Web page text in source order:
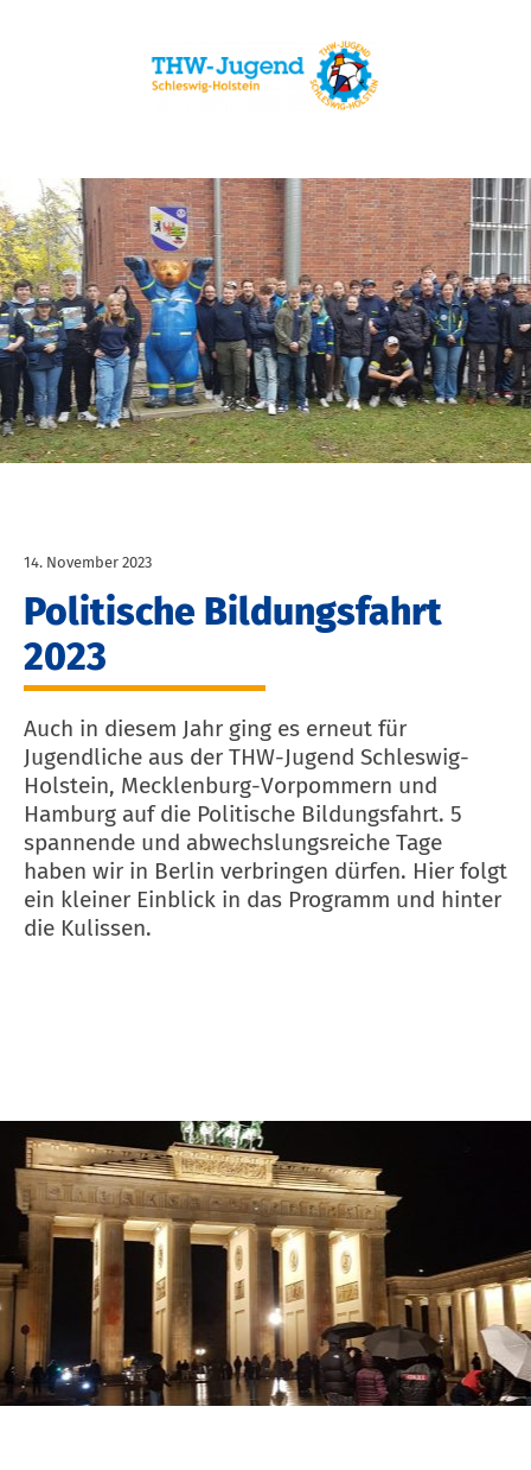
14. November 2023
Politische Bildungsfahrt
2023
Auch in diesem Jahr ging es erneut für
Jugendliche aus der THW-Jugend Schleswig-
Holstein, Mecklenburg-Vorpommern und
Hamburg auf die Politische Bildungsfahrt. 5
spannende und abwechslungsreiche Tage
haben wir in Berlin verbringen dürfen. Hier folgt
ein kleiner Einblick in das Programm und hinter
die Kulissen.